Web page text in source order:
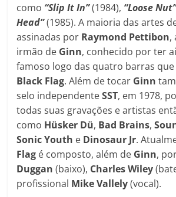
como “Slip It In”(1984), “Loose
Head”(1985). A maioria das artes
assinadas por Raymond Pettibon,
irmão de Ginn, conhecido por ter
famoso logo das quatro barras
Black Flag. Além de tocar Ginn
selo independenteSST, em 1978,
todas suas gravações e artistas
como Hüsker Dü, Bad Brains,
Sonic Youth e Dinosaur Jr.
Flag é composto, além de Ginn,
Duggan (baixo), Charles Wiley
profissional Mike Vallely(vocal).